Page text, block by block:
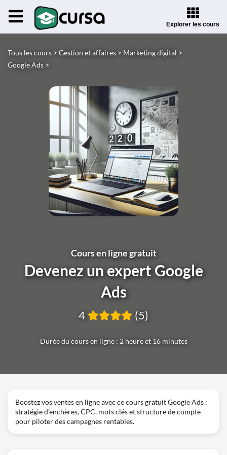
Explorer les cours
Tous les cours > Gestion et affaires > Marketing digital >
Google Ads >
Cours en ligne gratuit
Devenez un expert Google
Ads
Durée du cours en ligne : 2 heure et 16 minutes
4 (5)
Boostez vos ventes en ligne avec ce cours gratuit Google Ads :
stratégie d’enchères, CPC, mots clés et structure de compte
pour piloter des campagnes rentables.